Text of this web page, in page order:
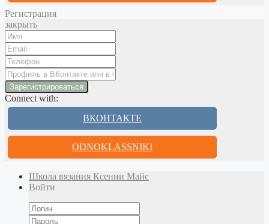
Регистрация
закрыть
Connect with:
ВКОНТАКТЕ
ODNOKLASSNIKI
Школа вязания Ксении Майс
Войти